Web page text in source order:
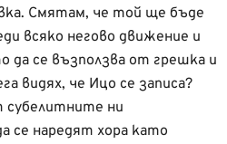
Смятам, че той ще бъде
всяко негово движение и
да се възползва от грешка и
видях, че Ицо се записа?
субелитните ни
се наредят хора като